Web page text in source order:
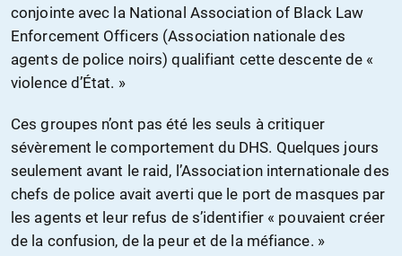
conjointe avec la National Association of Black Law
Enforcement Officers (Association nationale des
agents de police noirs) qualifiant cette descente de «
violence d’État. »
Ces groupes n’ont pas été les seuls à critiquer
sévèrement le comportement du DHS. Quelques jours
seulement avant le raid, l’Association internationale des
chefs de police avait averti que le port de masques par
les agents et leur refus de s’identifier « pouvaient créer
de la confusion, de la peur et de la méfiance. »